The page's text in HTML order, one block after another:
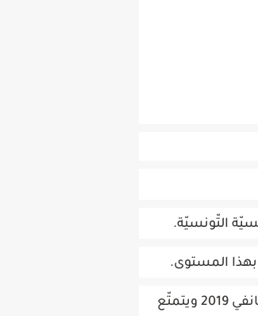
التّونسيّة.
بهذا المستوى.
أن يبلغ من العمر 20 سنة على الأقلّ بتاريخ 01 جوان 2020 و24 سنة على الأكثر بتاريخ 01 جانفي 2019 ويتمتّع